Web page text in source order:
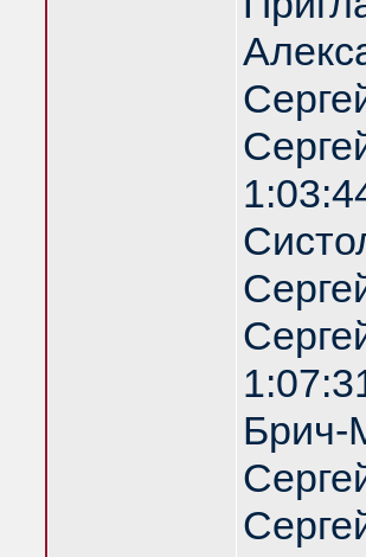
Брич-